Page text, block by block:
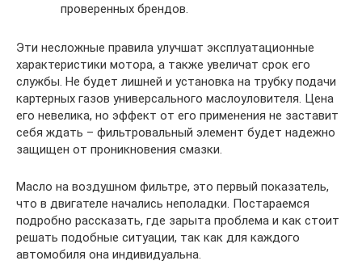
проверенных брендов.
Эти несложные правила улучшат эксплуатационные
характеристики мотора, а также увеличат срок его
службы. Не будет лишней и установка на трубку подачи
картерных газов универсального маслоуловителя. Цена
его невелика, но эффект от его применения не заставит
себя ждать – фильтровальный элемент будет надежно
защищен от проникновения смазки.
Масло на воздушном фильтре, это первый показатель,
что в двигателе начались неполадки. Постараемся
подробно рассказать, где зарыта проблема и как стоит
решать подобные ситуации, так как для каждого
автомобиля она индивидуальна.